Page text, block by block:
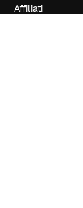
Affiliati